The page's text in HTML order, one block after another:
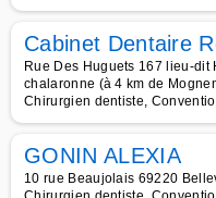
Cabinet Dentaire
Rue Des Huguets 167 lieu-
chalaronne (à 4 km de
Chirurgien dentiste,
GONIN ALEXIA
10 rue Beaujolais 69220